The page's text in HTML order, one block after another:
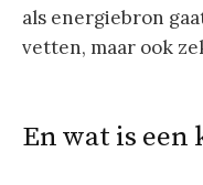
als energiebron
vetten, maar ook
En wat is een